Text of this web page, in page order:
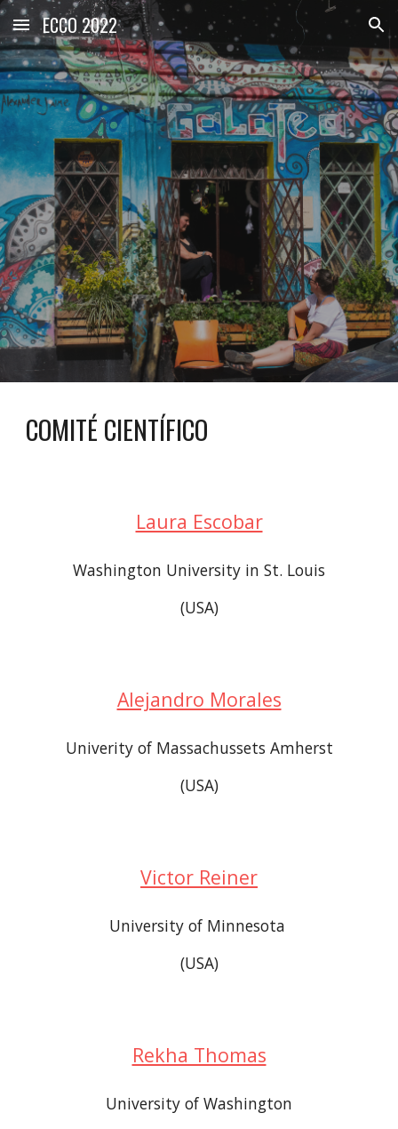
Skip to main content Skip to navigation
ECCO 2022
COMITÉ CIENTÍFICO
Laura Escobar
Washington University in St. Louis
(USA)
Alejandro Morales
Univerity of Massachussets Amherst
(USA)
Victor Reiner
University of Minnesota
(USA)
Rekha Thomas
University of Washington